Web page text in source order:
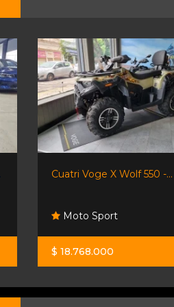
Cuatri Voge X Wolf 550 -...
Moto Sport
$ 18.768.000